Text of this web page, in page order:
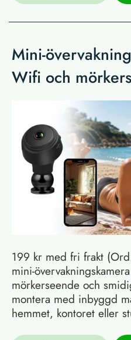
Mini-
Wifi och
199 kr med fri frakt
mini-
mörkerseende och
montera med inbyggd
hemmet, kontoret eller